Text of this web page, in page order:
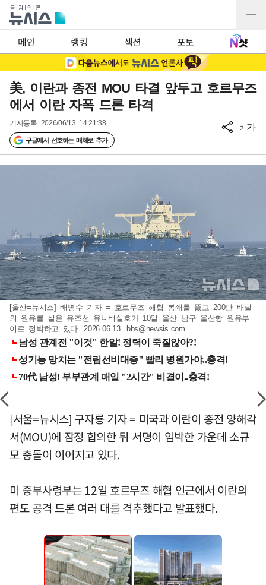
메인 랭킹 섹션 포토
美, 이란과 종전 MOU 타결 앞두고 호르무즈
에서 이란 자폭 드론 타격
기사등록 2026/06/13 14:21:38
구글에서 선호하는 매체로 추가
가가
[울산=뉴시스] 배병수 기자 = 호르무즈 해협 봉쇄를 뚫고 200만 배럴
의 원유를 실은 유조선 유니버설호가 10일 울산 남구 울산항 원유부
이로 정박하고 있다. 2026.06.13.
bbs@newsis.com.
[서울=뉴시스] 구자룡 기자 = 미국과 이란이 종전 양해각
서(MOU)에 잠정 합의한 뒤 서명이 임박한 가운데 소규
모 충돌이 이어지고 있다.
미 중부사령부는 12일 호르무즈 해협 인근에서 이란의
편도 공격 드론 여러 대를 격추했다고 발표했다.